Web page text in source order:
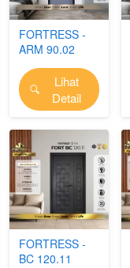
FORTRESS -
ARM 90.02
`
Lihat
Detail
FORTRESS -
BC 120.11